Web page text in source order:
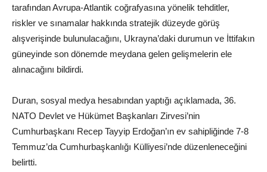
tarafından Avrupa-Atlantik coğrafyasına yönelik tehditler,
riskler ve sınamalar hakkında stratejik düzeyde görüş
alışverişinde bulunulacağını, Ukrayna’daki durumun ve İttifakın
güneyinde son dönemde meydana gelen gelişmelerin ele
alınacağını bildirdi.
Duran, sosyal medya hesabından yaptığı açıklamada, 36.
NATO Devlet ve Hükümet Başkanları Zirvesi’nin
Cumhurbaşkanı Recep Tayyip Erdoğan’ın ev sahipliğinde 7-8
Temmuz’da Cumhurbaşkanlığı Külliyesi’nde düzenleneceğini
belirtti.